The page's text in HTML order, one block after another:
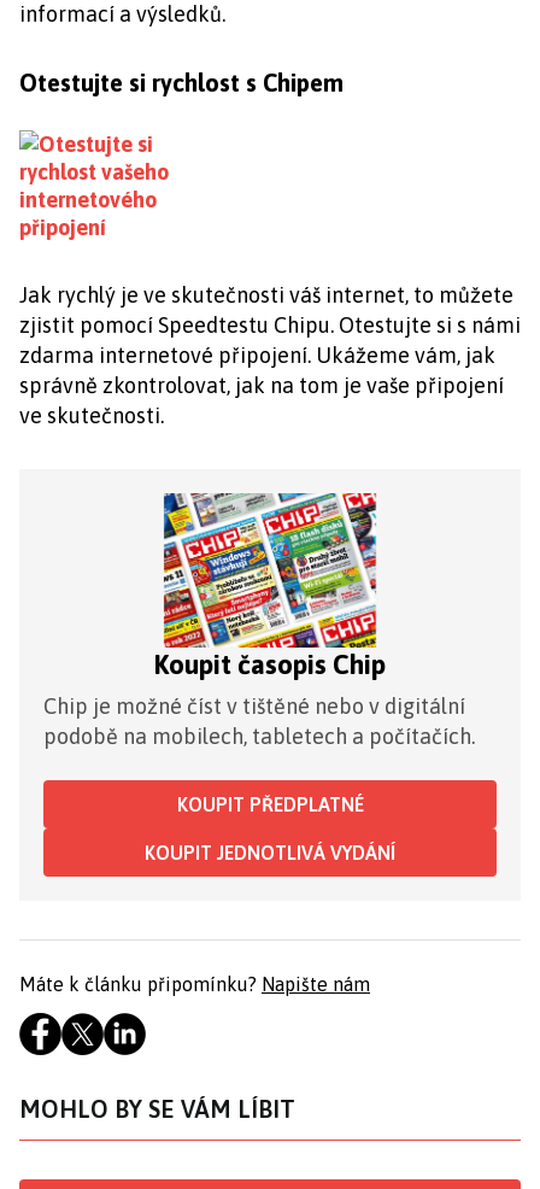
informací a výsledků.
Otestujte si rychlost s Chipem
Jak rychlý je ve skutečnosti váš internet, to můžete
zjistit pomocí Speedtestu Chipu. Otestujte si s námi
zdarma internetové připojení. Ukážeme vám, jak
správně zkontrolovat, jak na tom je vaše připojení
ve skutečnosti.
Koupit časopis Chip
Chip je možné číst v tištěné nebo v digitální
podobě na mobilech, tabletech a počítačích.
KOUPIT PŘEDPLATNÉ
KOUPIT JEDNOTLIVÁ VYDÁNÍ
Máte k článku připomínku? Napište nám
MOHLO BY SE VÁM LÍBIT